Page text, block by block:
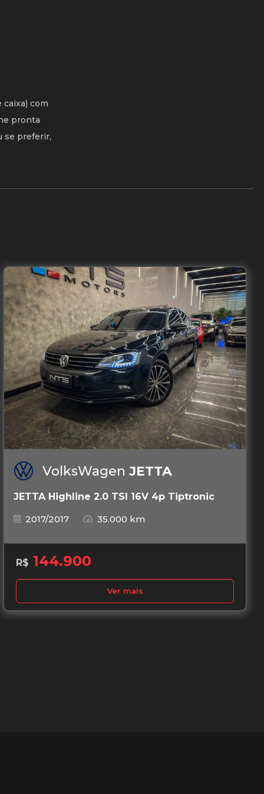
caixa) com
pronta
se preferir,
VolksWagen JETTA
JETTA Highline 2.0 TSI 16V 4p Tiptronic
2017/2017
35.000 km
R$ 144.900
Ver mais